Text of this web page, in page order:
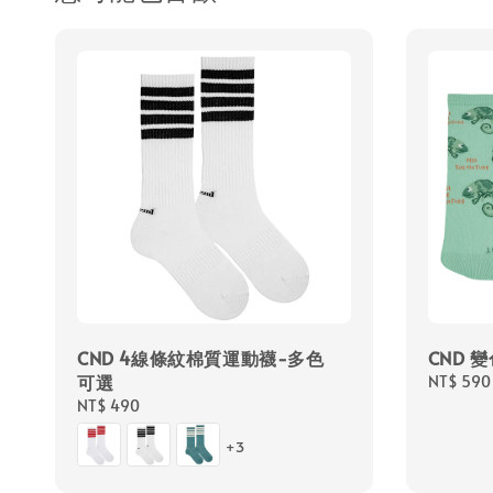
CND 4線條紋棉質運動襪-多色
可選
Regular
price
NT$ 490
+3
CND
Regular
NT$ 590